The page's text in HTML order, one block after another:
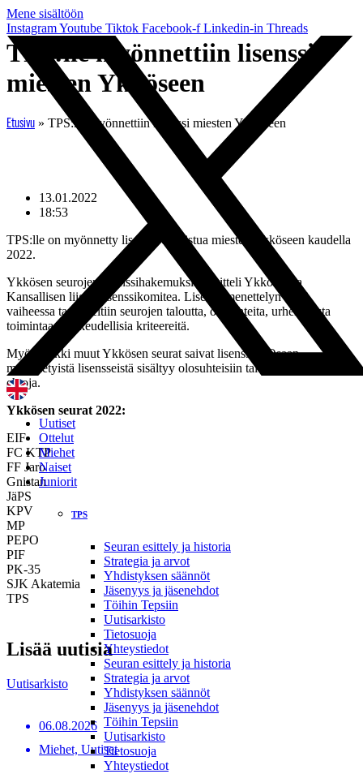
Mene sisältöön
InstagramYoutube Tiktok Facebook-f Linkedin-in Threads
Uutiset
Ottelut
Miehet
Naiset
Juniorit
TPS
Seuran esittely ja historia
Strategia ja arvot
Yhdistyksen säännöt
Jäsenyys ja jäsenehdot
Töihin Tepsiin
Uutisarkisto
Tietosuoja
Yhteystiedot
Seuran esittely ja historia
Strategia ja arvot
Yhdistyksen säännöt
Jäsenyys ja jäsenehdot
Töihin Tepsiin
Uutisarkisto
Tietosuoja
Yhteystiedot
TPS:lle myönnettiin lisenssi
miesten Ykköseen
Etusivu » TPS:lle myönnettiin lisenssi miesten Ykköseen
13.01.2022
18:53
TPS:lle on myönnetty lisenssi osallistua miesten Ykköseen kaudella
2022.
Ykkösen seurojen lisenssihakemuksia käsitteli Ykkösen ja
Kansallisen liigan lisenssikomitea. Lisenssimenettelyn tässä
vaiheessa tarkasteltiin seurojen taloutta, olosuhteita, urheilullista
toimintaa ja oikeudellisia kriteereitä.
Myös kaikki muut Ykkösen seurat saivat lisenssin. Osaan
myönnetyistä lisensseistä sisältyy olosuhteisiin tai talouteen liittyviä
ehtoja.
Ykkösen seurat 2022:
EIF
FC KTP
FF Jaro
Gnistan
JäPS
KPV
MP
PEPO
PIF
PK-35
SJK Akatemia
TPS
Lisää uutisia
Uutisarkisto
06.08.2026
Miehet, Uutiset